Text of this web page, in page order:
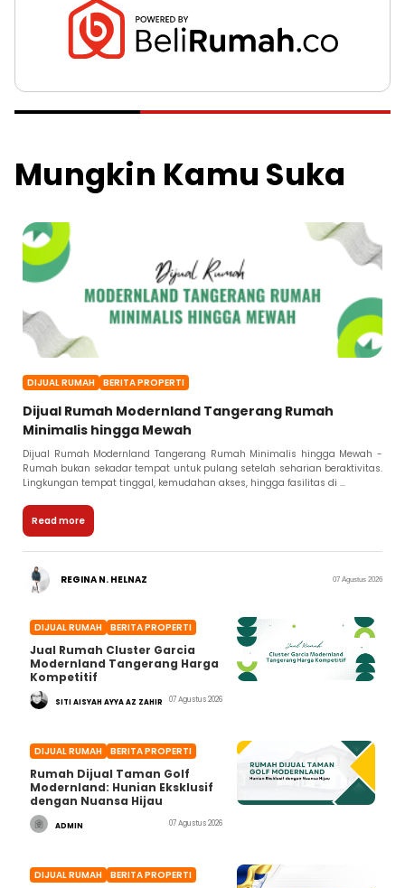
Mungkin Kamu Suka
DIJUAL RUMAH BERITA PROPERTI
Dijual Rumah Modernland Tangerang Rumah
Minimalis hingga Mewah
Dijual Rumah Modernland Tangerang Rumah Minimalis hingga Mewah -
Rumah bukan sekadar tempat untuk pulang setelah seharian beraktivitas.
Lingkungan tempat tinggal, kemudahan akses, hingga fasilitas di ...
Read more
REGINA N. HELNAZ 07 Agustus 2026
DIJUAL RUMAH BERITA PROPERTI
Jual Rumah Cluster Garcia
Modernland Tangerang Harga
Kompetitif
SITI AISYAH AYYA AZ ZAHIR 07 Agustus 2026
DIJUAL RUMAH BERITA PROPERTI
Rumah Dijual Taman Golf
Modernland: Hunian Eksklusif
dengan Nuansa Hijau
ADMIN 07 Agustus 2026
DIJUAL RUMAH BERITA PROPERTI